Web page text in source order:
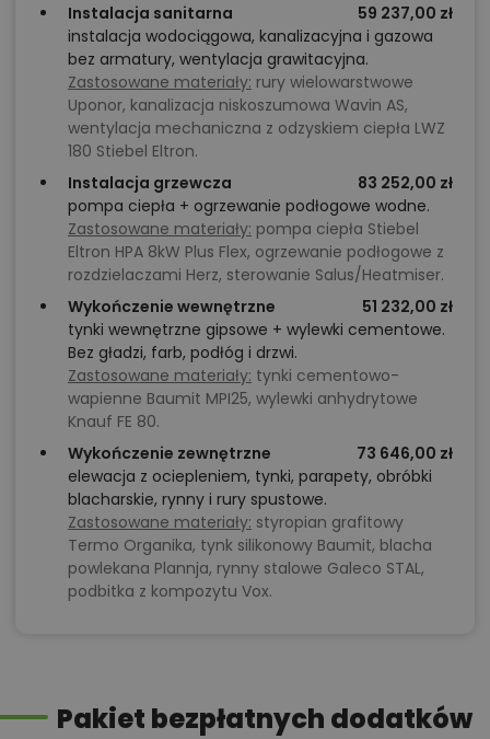
Instalacja sanitarna
59 237,00 zł
instalacja wodociągowa, kanalizacyjna i gazowa
bez armatury, wentylacja grawitacyjna.
Zastosowane materiały: rury wielowarstwowe
Uponor, kanalizacja niskoszumowa Wavin AS,
wentylacja mechaniczna z odzyskiem ciepła LWZ
180 Stiebel Eltron.
Instalacja grzewcza
83 252,00 zł
pompa ciepła + ogrzewanie podłogowe wodne.
Zastosowane materiały: pompa ciepła Stiebel
Eltron HPA 8kW Plus Flex, ogrzewanie podłogowe z
rozdzielaczami Herz, sterowanie Salus/Heatmiser.
Wykończenie wewnętrzne
51 232,00 zł
tynki wewnętrzne gipsowe + wylewki cementowe.
Bez gładzi, farb, podłóg i drzwi.
Zastosowane materiały: tynki cementowo-
wapienne Baumit MPI25, wylewki anhydrytowe
Knauf FE 80.
Wykończenie zewnętrzne
73 646,00 zł
elewacja z ociepleniem, tynki, parapety, obróbki
blacharskie, rynny i rury spustowe.
Zastosowane materiały: styropian grafitowy
Termo Organika, tynk silikonowy Baumit, blacha
powlekana Plannja, rynny stalowe Galeco STAL,
podbitka z kompozytu Vox.
Pakiet bezpłatnych dodatków